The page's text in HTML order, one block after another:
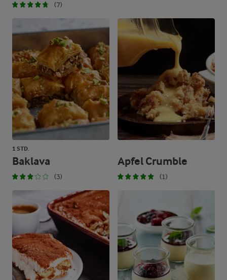
(7)
1 STD.
Baklava
(3)
Apfel Crumble
(1)